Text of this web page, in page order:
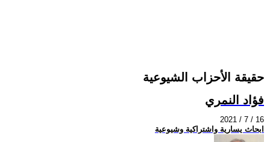
حقيقة الأحزاب الشيوعية
فؤاد النمري
2021 / 7 / 16
ابحاث يسارية واشتراكية وشيوعية